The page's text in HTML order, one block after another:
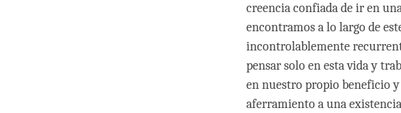
creencia confiada de ir en
encontramos a lo largo de
incontrolablemente
pensar solo en esta vida y
en nuestro propio beneficio y
aferramiento a una